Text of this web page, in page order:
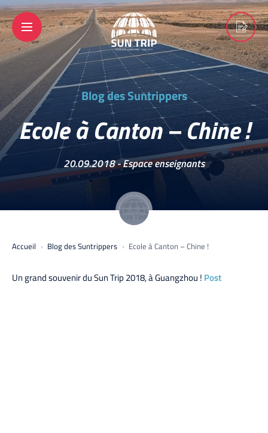
Blog des Suntrippers
Ecole à Canton – Chine !
20.09.2018 -Espace enseignants
Accueil Blog des Suntrippers Ecole à Canton – Chine !
Un grand souvenir du Sun Trip 2018, à Guangzhou ! Post